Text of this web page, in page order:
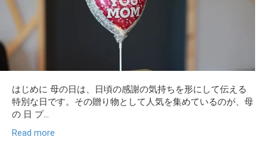
はじめに 母の日は、日頃の感謝の気持ちを形にして伝える
特別な日です。その贈り物として人気を集めているのが、母
の 日 プ...
Read more